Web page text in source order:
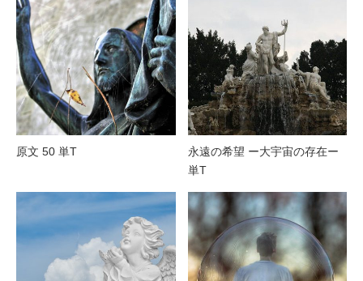
原文 50 単T
永遠の希望 ー大宇宙の存在ー
単T